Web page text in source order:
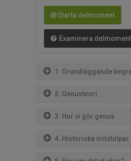
Starta delmoment
Examinera delmoment
1. Grundläggande
2. Genusteori
3. Hur vi gör genus
4. Historiska milstolpar